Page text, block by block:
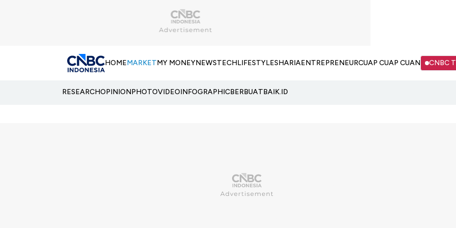
HOMEMARKETMY MONEYNEWSTECHLIFESTYLESHARIAENTREPRENEURCUAP CUAP CUAN CNBC
RESEARCHOPINIONPHOTOVIDEOINFOGRAPHICBERBUATBAIK.ID